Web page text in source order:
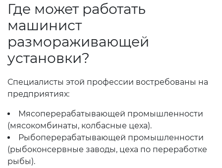
Где может работать
машинист
размораживающей
установки?
Специалисты этой профессии востребованы на
предприятиях:
Мясоперерабатывающей промышленности
(мясокомбинаты, колбасные цеха).
Рыбоперерабатывающей промышленности
(рыбоконсервные заводы, цеха по переработке
рыбы).